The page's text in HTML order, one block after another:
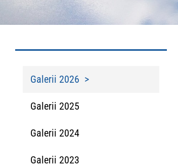
Galerii 2026
Galerii 2025
Galerii 2024
Galerii 2023